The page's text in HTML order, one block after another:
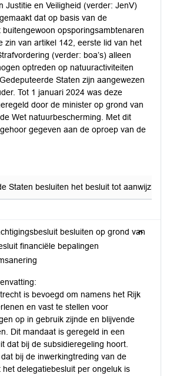
Justitie en Veiligheid (verder: JenV)
dat op basis van de
buitengewoon opsporingsambtenaren
zin van artikel 142, eerste lid van het
(verder: boa’s) alleen
optreden op natuuractiviteiten
Staten zijn aangewezen
Tot 1 januari 2024 was deze
door de minister op grond van
Wet natuurbescherming. Met dit
gegeven aan de oproep van de
Staten besluiten het besluit tot aanwijzing
besluiten op grond van
financiële bepalingen
is bevoegd om namens het Rijk
en vast te stellen voor
op in gebruik zijnde en blijvende
Dit mandaat is geregeld in een
dat bij de subsidieregeling hoort.
bij de inwerkingtreding van de
het delegatiebesluit per ongeluk is